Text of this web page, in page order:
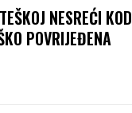
NESREĆI KOD
POVRIJEĐENA